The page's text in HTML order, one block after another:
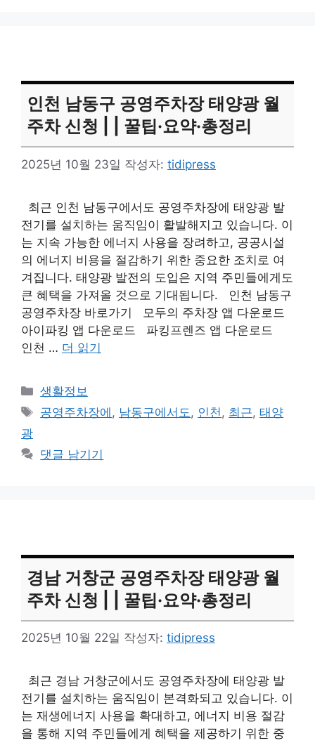
인천 남동구 공영주차장 태양광 월
주차 신청 | | 꿀팁·요약·총정리
2025년 10월 23일 작성자: tidipress
최근 인천 남동구에서도 공영주차장에 태양광 발
전기를 설치하는 움직임이 활발해지고 있습니다. 이
는 지속 가능한 에너지 사용을 장려하고, 공공시설
의 에너지 비용을 절감하기 위한 중요한 조치로 여
겨집니다. 태양광 발전의 도입은 지역 주민들에게도
큰 혜택을 가져올 것으로 기대됩니다. 인천 남동구
공영주차장 바로가기 모두의 주차장 앱 다운로드
아이파킹 앱 다운로드 파킹프렌즈 앱 다운로드
인천 … 더 읽기
카
테
고
생활정보
태
공영주차장에 , 남동구에서도 , 인천 , 최근,태양
광
댓글 남기기
경남 거창군 공영주차장 태양광 월
주차 신청 | | 꿀팁·요약·총정리
2025년 10월 22일 작성자: tidipress
최근 경남 거창군에서도 공영주차장에 태양광 발
전기를 설치하는 움직임이 본격화되고 있습니다. 이
는 재생에너지 사용을 확대하고, 에너지 비용 절감
을 통해 지역 주민들에게 혜택을 제공하기 위한 중